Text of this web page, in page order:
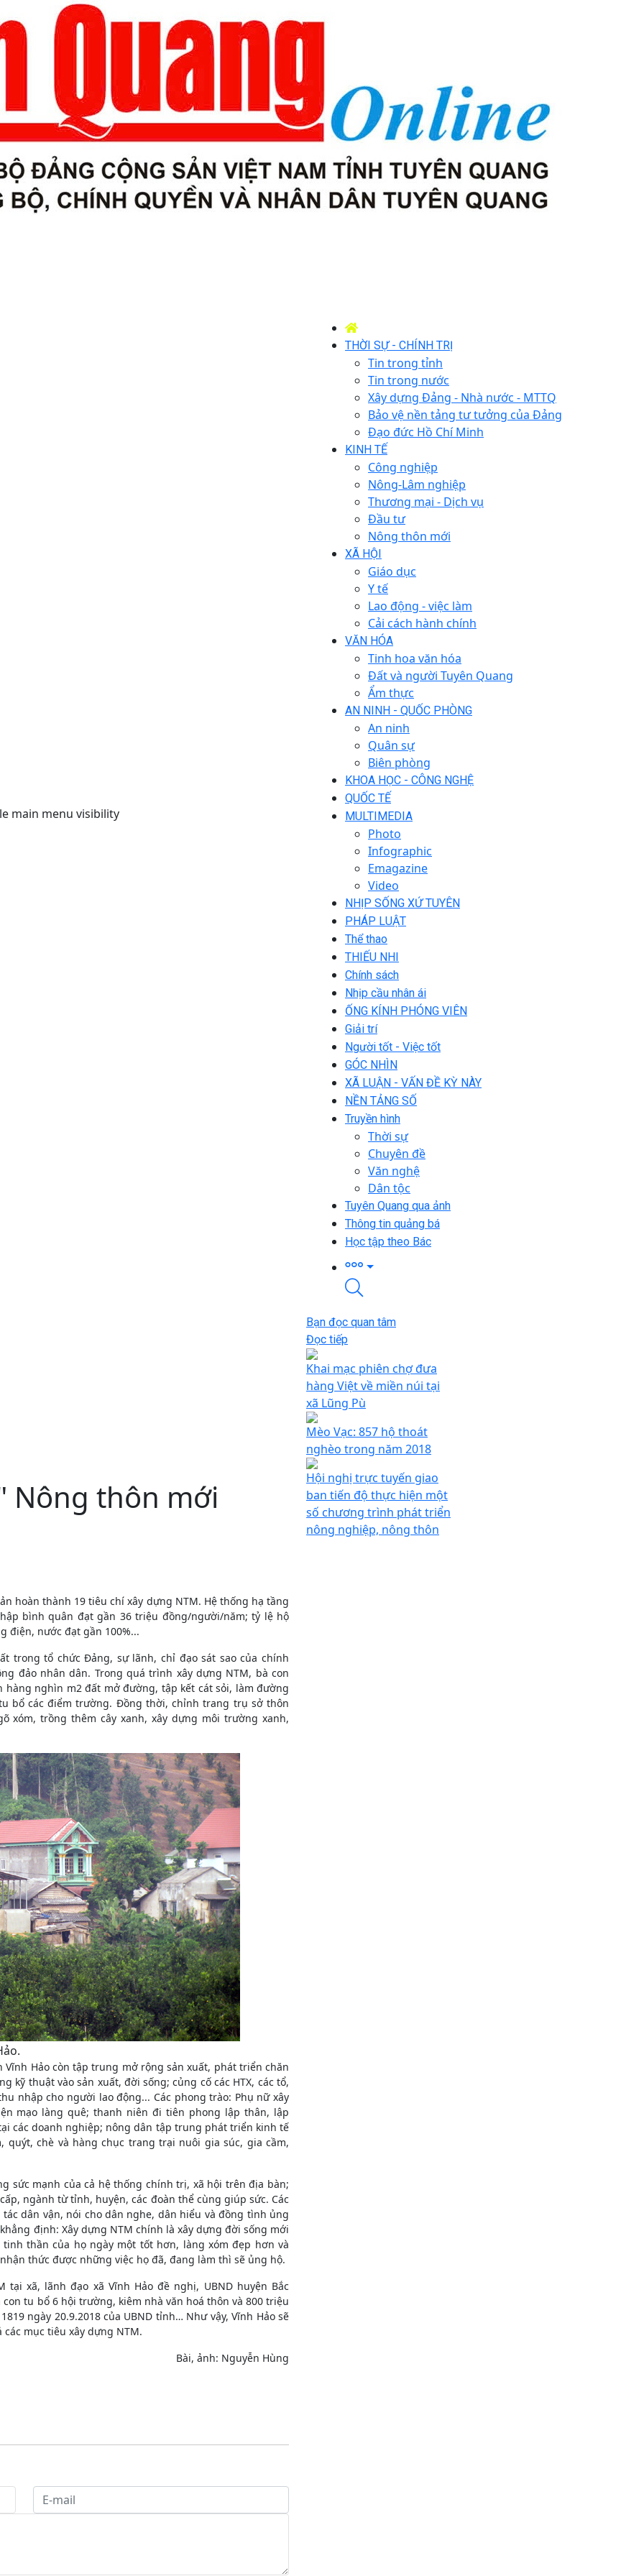
main menu visibility
THỜI SỰ - CHÍNH TRỊ
Tin trong tỉnh
Tin trong nước
Xây dựng Đảng - Nhà nước - MTTQ
Bảo vệ nền tảng tư tưởng của Đảng
Đạo đức Hồ Chí Minh
KINH TẾ
Công nghiệp
Nông-Lâm nghiệp
Thương mại - Dịch vụ
Đầu tư
Nông thôn mới
XÃ HỘI
Giáo dục
Y tế
Lao động - việc làm
Cải cách hành chính
VĂN HÓA
Tinh hoa văn hóa
Đất và người Tuyên Quang
Ẩm thực
AN NINH - QUỐC PHÒNG
An ninh
Quân sự
Biên phòng
KHOA HỌC - CÔNG NGHỆ
QUỐC TẾ
MULTIMEDIA
Photo
Infographic
Emagazine
Video
NHỊP SỐNG XỨ TUYÊN
PHÁP LUẬT
Thể thao
THIẾU NHI
Chính sách
Nhịp cầu nhân ái
ỐNG KÍNH PHÓNG VIÊN
Giải trí
Người tốt - Việc tốt
GÓC NHÌN
XÃ LUẬN - VẤN ĐỀ KỲ NÀY
NỀN TẢNG SỐ
Truyền hình
Thời sự
Chuyên đề
Văn nghệ
Dân tộc
Tuyên Quang qua ảnh
Thông tin quảng bá
Học tập theo Bác
Nông thôn mới
hoàn thành 19 tiêu chí xây dựng NTM. Hệ thống hạ tầng
bình quân đạt gần 36 triệu đồng/người/năm; tỷ lệ hộ
điện, nước đạt gần 100%...
trong tổ chức Đảng, sự lãnh, chỉ đạo sát sao của chính
đảo nhân dân. Trong quá trình xây dựng NTM, bà con
nghìn m2 đất mở đường, tập kết cát sỏi, làm đường
bổ các điểm trường. Đồng thời, chỉnh trang trụ sở thôn
xóm, trồng thêm cây xanh, xây dựng môi trường xanh,
Hảo còn tập trung mở rộng sản xuất, phát triển chăn
kỹ thuật vào sản xuất, đời sống; củng cố các HTX, các tổ,
nhập cho người lao động... Các phong trào: Phụ nữ xây
mạo làng quê; thanh niên đi tiên phong lập thân, lập
các doanh nghiệp; nông dân tập trung phát triển kinh tế
chè và hàng chục trang trại nuôi gia súc, gia cầm,
sức mạnh của cả hệ thống chính trị, xã hội trên địa bàn;
ngành từ tỉnh, huyện, các đoàn thể cùng giúp sức. Các
dân vận, nói cho dân nghe, dân hiểu và đồng tình ủng
định: Xây dựng NTM chính là xây dựng đời sống mới
thần của họ ngày một tốt hơn, làng xóm đẹp hơn và
thức được những việc họ đã, đang làm thì sẽ ủng hộ.
xã, lãnh đạo xã Vĩnh Hảo đề nghị, UBND huyện Bắc
tu bổ 6 hội trường, kiêm nhà văn hoá thôn và 800 triệu
ngày 20.9.2018 của UBND tỉnh… Như vậy, Vĩnh Hảo sẽ
mục tiêu xây dựng NTM.
Bài, ảnh: Nguyễn Hùng
Bạn đọc quan tâm
Đọc tiếp
Khai mạc phiên chợ đưa
hàng Việt về miền núi tại
xã Lũng Pù
Mèo Vạc: 857 hộ thoát
nghèo trong năm 2018
Hội nghị trực tuyến giao
ban tiến độ thực hiện một
số chương trình phát triển
nông nghiệp, nông thôn